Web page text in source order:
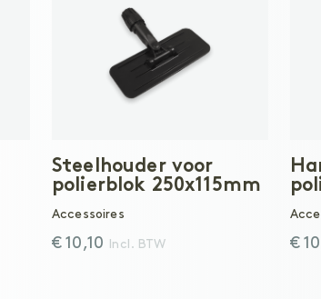
Steelhouder voor
polierblok 250x115mm
Accessoires
€ 10,10 Incl. BTW €